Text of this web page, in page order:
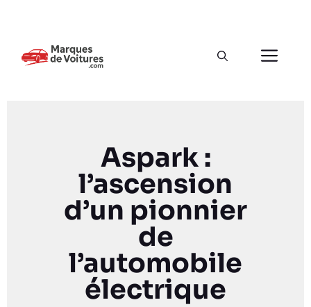
Aspark :
l’ascension
d’un pionnier
de
l’automobile
électrique